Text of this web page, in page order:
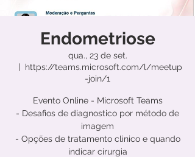
Endometriose
qua., 23 de set.
  |
https://teams.microsoft.com/l/meetup
-join/1
Evento Online - Microsoft Teams
- Desafios de diagnostico por método de
imagem
- Opções de tratamento clinico e quando
indicar cirurgia